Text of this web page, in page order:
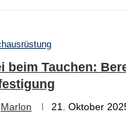
beim Tauchen:
Marlon 21. Oktober